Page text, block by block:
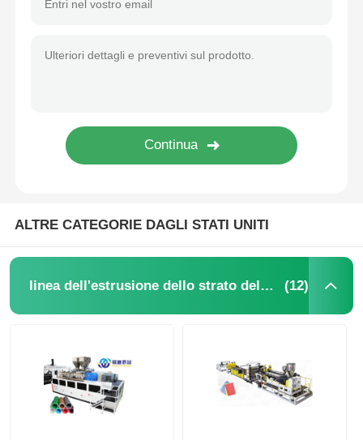
Linea di produzione di rivestimenti
Linea dell'estrusione della fascia di bordo del PVC
ALTRE CATEGORIE DAGLI STATI UNITI
linea dell'estrusione dello strato dell'animale domestico (12)